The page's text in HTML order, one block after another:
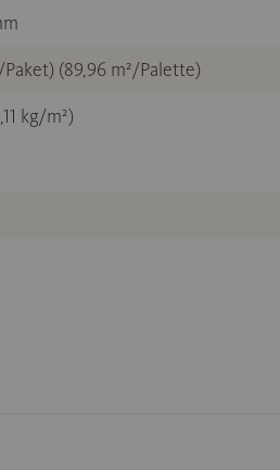
Paket) (89,96 m²/Palette)
kg/m²)